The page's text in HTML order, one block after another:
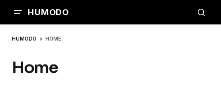
HUMODO
HUMODO HOME
Home